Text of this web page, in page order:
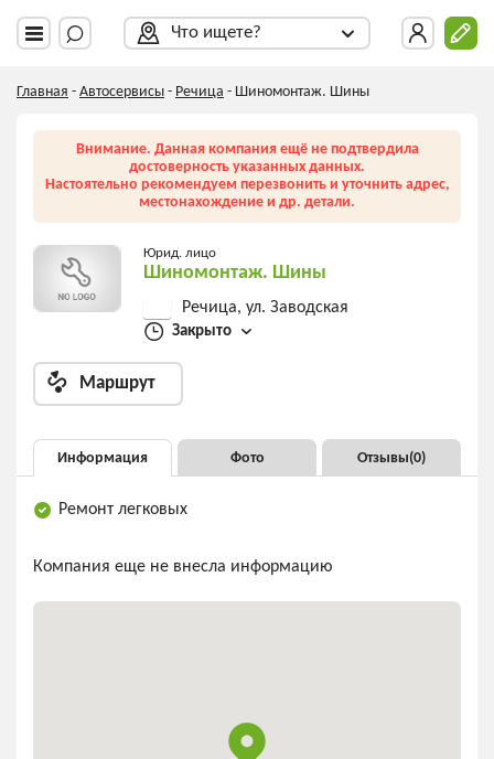
Что ищете?
Главная - Автосервисы - Речица - Шиномонтаж. Шины
Внимание. Данная компания ещё не подтвердила
достоверность указанных данных.
Настоятельно рекомендуем перезвонить и уточнить адрес,
местонахождение и др. детали.
Юрид. лицо
Шиномонтаж. Шины
Речица, ул. Заводская
Закрыто
Маршрут
Информация Фото Отзывы(0)
Ремонт легковых
Компания еще не внесла информацию